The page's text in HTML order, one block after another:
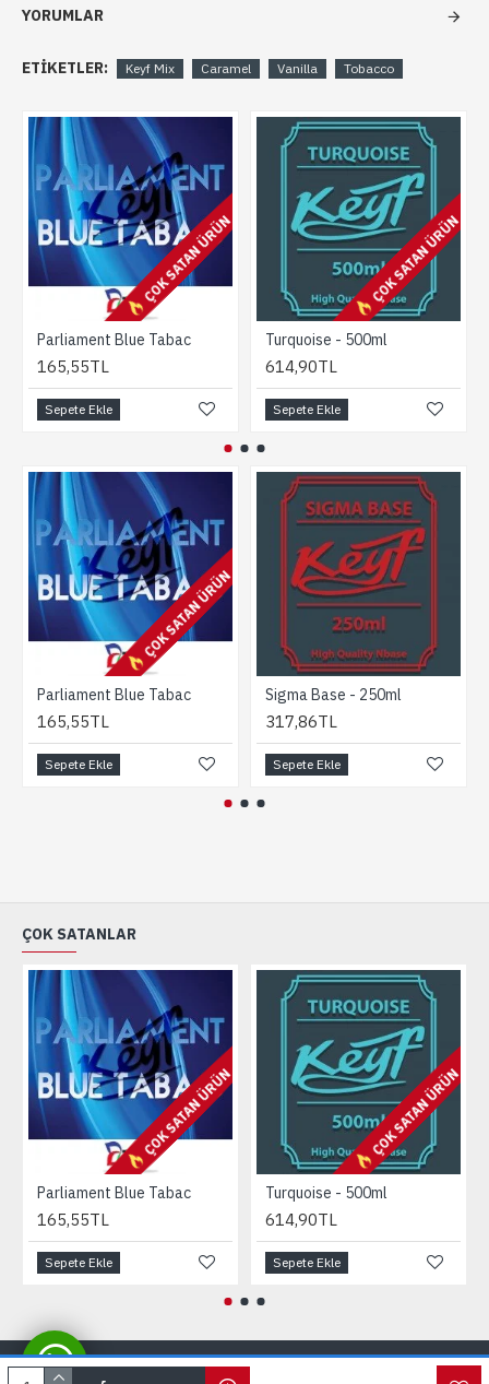
YORUMLAR
ETIKETLER: Keyf Mix Caramel Vanilla Tobacco
ÇOK SATAN ÜRÜN
Parliament Blue Tabac
165,55TL
Sepete Ekle
ÇOK SATAN ÜRÜN
Turquoise - 500ml
614,90TL
Sepete Ekle
ÇOK SATAN ÜRÜN
Parliament Blue Tabac
165,55TL
Sepete Ekle
Sigma Base - 250ml
317,86TL
Sepete Ekle
ÇOK SATANLAR
ÇOK SATAN ÜRÜN
Parliament Blue Tabac
165,55TL
Sepete Ekle
ÇOK SATAN ÜRÜN
Turquoise - 500ml
614,90TL
Sepete Ekle
© 2015-2023 keyfnbase.org